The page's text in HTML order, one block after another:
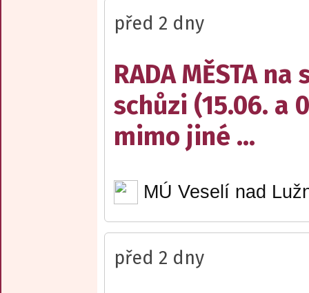
před 2 dny
RADA MĚSTA na
schůzi (15.06. a
mimo jiné ...
MÚ Veselí nad
před 2 dny